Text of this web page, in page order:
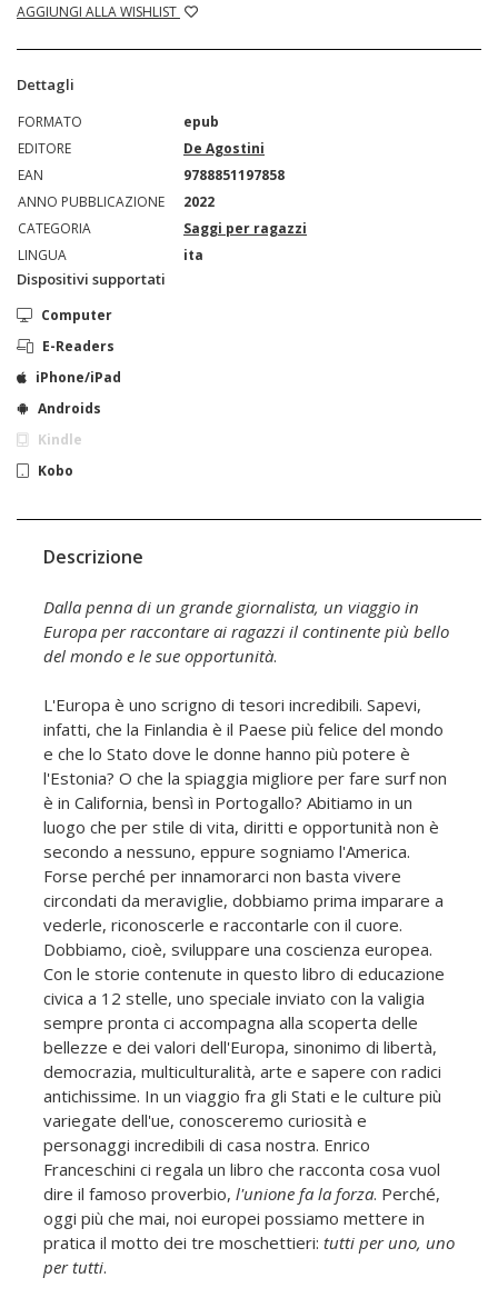
AGGIUNGI ALLA WISHLIST
Dettagli
FORMATO
epub
EDITORE
De Agostini
EAN
9788851197858
ANNO PUBBLICAZIONE
2022
CATEGORIA
Saggi per ragazzi
LINGUA
ita
Dispositivi supportati
Computer
E-Readers
iPhone/iPad
Androids
Kindle
Kobo
Descrizione
Dalla penna di un grande giornalista, un viaggio in
Europa per raccontare ai ragazzi il continente più bello
del mondo e le sue opportunità.
L'Europa è uno scrigno di tesori incredibili. Sapevi,
infatti, che la Finlandia è il Paese più felice del mondo
e che lo Stato dove le donne hanno più potere è
l'Estonia? O che la spiaggia migliore per fare surf non
è in California, bensì in Portogallo? Abitiamo in un
luogo che per stile di vita, diritti e opportunità non è
secondo a nessuno, eppure sogniamo l'America.
Forse perché per innamorarci non basta vivere
circondati da meraviglie, dobbiamo prima imparare a
vederle, riconoscerle e raccontarle con il cuore.
Dobbiamo, cioè, sviluppare una coscienza europea.
Con le storie contenute in questo libro di educazione
civica a 12 stelle, uno speciale inviato con la valigia
sempre pronta ci accompagna alla scoperta delle
bellezze e dei valori dell'Europa, sinonimo di libertà,
democrazia, multiculturalità, arte e sapere con radici
antichissime. In un viaggio fra gli Stati e le culture più
variegate dell'ue, conosceremo curiosità e
personaggi incredibili di casa nostra. Enrico
Franceschini ci regala un libro che racconta cosa vuol
dire il famoso proverbio, l'unione fa la forza. Perché,
oggi più che mai, noi europei possiamo mettere in
pratica il motto dei tre moschettieri: tutti per uno, uno
per tutti.